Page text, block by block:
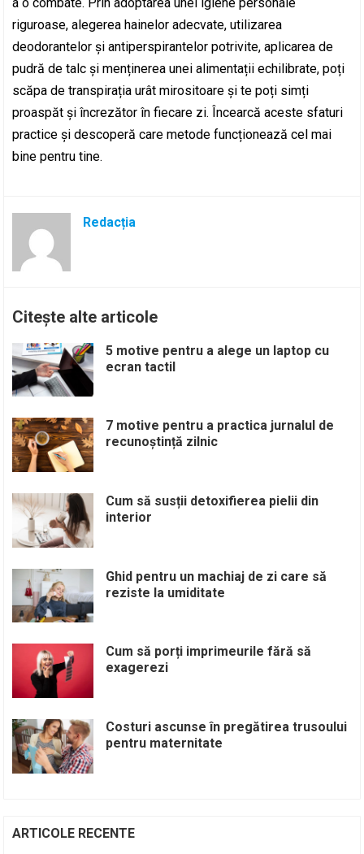
riguroase, alegerea hainelor adecvate, utilizarea
deodorantelor și antiperspirantelor potrivite, aplicarea de
pudră de talc și menținerea unei alimentații echilibrate, poți
scăpa de transpirația urât mirositoare și te poți simți
proaspăt și încrezător în fiecare zi. Încearcă aceste sfaturi
practice și descoperă care metode funcționează cel mai
bine pentru tine.
Redacția
Citește alte articole
5 motive pentru a alege un laptop cu
ecran tactil
7 motive pentru a practica jurnalul de
recunoștință zilnic
Cum să susții detoxifierea pielii din
interior
Ghid pentru un machiaj de zi care să
reziste la umiditate
Cum să porți imprimeurile fără să
exagerezi
Costuri ascunse în pregătirea trusoului
pentru maternitate
ARTICOLE RECENTE